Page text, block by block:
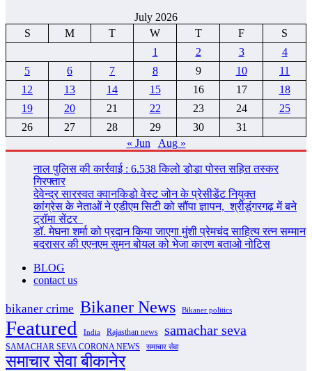
July 2026
S
M T W T F
S
1
2 3
4
5
6 7 8 9 10
11
12
13 14 15 16 17
18
19
20 21 22 23 24
25
26
27 28 29 30
31
« Jun
Aug »
नाल पुलिस की कार्रवाई : 6.538 किलो डोडा पोस्त सहित तस्कर
गिरफ्तार
देवेन्द्र सारस्वत क्वानकिडो वेस्ट जोन के प्रेसीडेंट नियुक्त
कांग्रेस के नेताओं ने एडीएम सिटी को सौंपा ज्ञापन, श्रीडूंगरगढ़ में बने
ट्रॉमा सेंटर
डॉ. मेघना शर्मा को प्रदान किया जाएगा मुंशी प्रेमचंद साहित्य रत्न सम्‍मान
बदरासर की एएनएम सुमन बोयल को भेजा कारण बताओ नोटिस
BLOG
contact us
bikaner crime Bikaner News Bikaner politics
Featured India Rajasthan news samachar seva
SAMACHAR SEVA CORONA NEWS समाचार सेवा
समाचार सेवा बीकानेर